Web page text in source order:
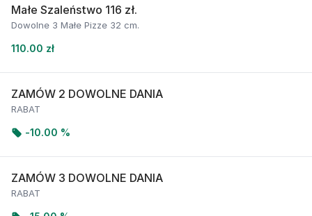
Małe Szaleństwo 116 zł.
Dowolne 3 Małe Pizze 32 cm.
110.00 zł
ZAMÓW 2 DOWOLNE DANIA
RABAT
-10.00 %
ZAMÓW 3 DOWOLNE DANIA
RABAT